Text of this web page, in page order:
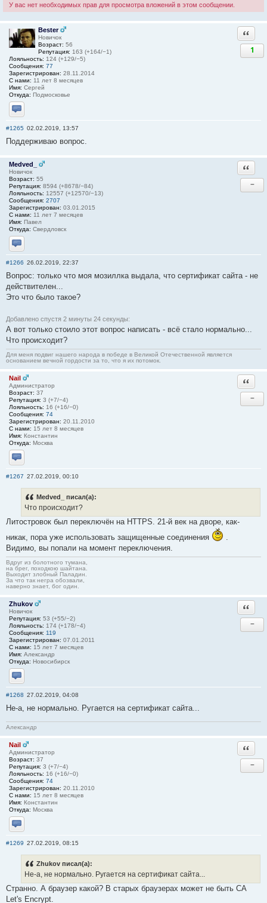
У вас нет необходимых прав для просмотра вложений в этом сообщении.
Bester
Новичок
Возраст: 56
Репутация: 163 (+164/−1)
Лояльность: 124 (+129/−5)
Сообщения: 77
Зарегистрирован: 28.11.2014
С нами: 11 лет 8 месяцев
Имя: Сергей
Откуда: Подмосковье
Отправить личное сообщение
1
#1265 02.02.2019, 13:57
Поддерживаю вопрос.
Medved_
Новичок
Возраст: 55
Репутация: 8594 (+8678/−84)
Лояльность: 12557 (+12570/−13)
Сообщения: 2707
Зарегистрирован: 03.01.2015
С нами: 11 лет 7 месяцев
Имя: Павел
Откуда: Свердловск
Отправить личное сообщение
−
#1266 26.02.2019, 22:37
Вопрос: только что моя мозиллка выдала, что сертификат сайта - не
действителен...
Это что было такое?
Добавлено спустя 2 минуты 24 секунды:
А вот только стоило этот вопрос написать - всё стало нормально...
Что происходит?
Для меня подвиг нашего народа в победе в Великой Отечественной является
основанием вечной гордости за то, что я их потомок.
Nail
Администратор
Возраст: 37
Репутация: 3 (+7/−4)
Лояльность: 16 (+16/−0)
Сообщения: 74
Зарегистрирован: 20.11.2010
С нами: 15 лет 8 месяцев
Имя: Константин
Откуда: Москва
Отправить личное сообщение
−
#1267 27.02.2019, 00:10
Medved_ писал(а):
Что происходит?
Литостровок был переключён на HTTPS. 21-й век на дворе, как-
никак, пора уже использовать защищенные соединения
Видимо, вы попали на момент переключения.
Вдруг из болотного тумана,
на брег, походкою шайтана.
Выходит злобный Паладин.
За что так негра обозвали,
наверно знает, бог один.
Zhukov
Новичок
Репутация: 53 (+55/−2)
Лояльность: 174 (+178/−4)
Сообщения: 119
Зарегистрирован: 07.01.2011
С нами: 15 лет 7 месяцев
Имя: Александр
Откуда: Новосибирск
Отправить личное сообщение
−
#1268 27.02.2019, 04:08
Не-а, не нормально. Ругается на сертификат сайта...
Александр
Nail
Администратор
Возраст: 37
Репутация: 3 (+7/−4)
Лояльность: 16 (+16/−0)
Сообщения: 74
Зарегистрирован: 20.11.2010
С нами: 15 лет 8 месяцев
Имя: Константин
Откуда: Москва
Отправить личное сообщение
−
#1269 27.02.2019, 08:15
Zhukov писал(а):
Не-а, не нормально. Ругается на сертификат сайта...
Странно. А браузер какой? В старых браузерах может не быть СА
Let's Encrypt.